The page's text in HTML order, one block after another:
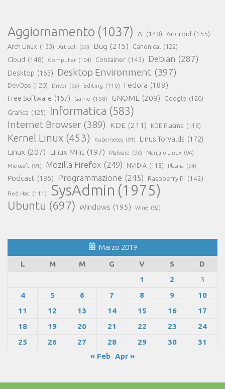
Aggiornamento (1037) AI (148) Android (155)
Arch Linux (133) Articoli (99) Bug (215) Canonical (122)
Cloud (148) Computer (104) Container (143) Debian (287)
Desktop (163) Desktop Environment (397)
DevOps (120) Driver (95) Editing (110) Fedora (188)
Free Software (157) Game (108) GNOME (209) Google (120)
Grafica (125) Informatica (583)
Internet Browser (389) KDE (211) KDE Plasma (118)
Kernel Linux (453) Kubernetes (91) Linus Torvalds (172)
Linux (207) Linux Mint (197) Malware (93) Manjaro Linux (94)
Microsoft (91) Mozilla Firefox (249) NVIDIA (118) Plasma (94)
Podcast (186) Programmazione (245) Raspberry Pi (142)
Red Hat (111) SysAdmin (1975)
Ubuntu (697) Windows (195) Wine (92)
Marzo 2019
L
M M G V S
D
1
2
3
4
5 6 7 8 9
10
11
12 13 14 15 16
17
18
19 20 21 22 23
24
25
26 27 28 29 30
31
« Feb Apr »